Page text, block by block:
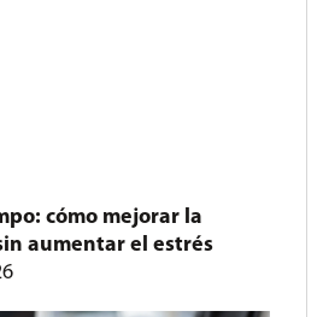
cómo mejorar la
aumentar el estrés